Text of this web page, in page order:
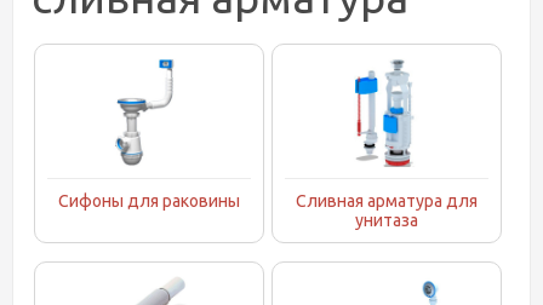
Сифоны для раковины
Сливная арматура для
унитаза